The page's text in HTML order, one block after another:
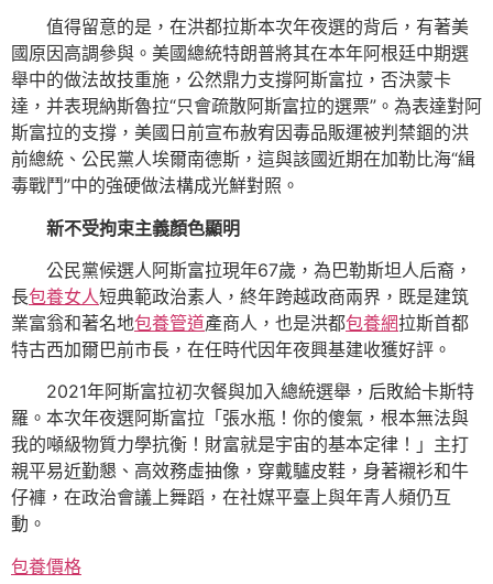
值得留意的是，在洪都拉斯本次年夜選的背后，有著美
國原因高調參與。美國總統特朗普將其在本年阿根廷中期選
舉中的做法故技重施，公然鼎力支撐阿斯富拉，否決蒙卡
達，并表現納斯魯拉“只會疏散阿斯富拉的選票”。為表達對阿
斯富拉的支撐，美國日前宣布赦宥因毒品販運被判禁錮的洪
前總統、公民黨人埃爾南德斯，這與該國近期在加勒比海“緝
毒戰鬥”中的強硬做法構成光鮮對照。
新不受拘束主義顏色顯明
公民黨候選人阿斯富拉現年67歲，為巴勒斯坦人后裔，
長包養女人短典範政治素人，終年跨越政商兩界，既是建筑
業富翁和著名地包養管道產商人，也是洪都包養網拉斯首都
特古西加爾巴前市長，在任時代因年夜興基建收獲好評。
2021年阿斯富拉初次餐與加入總統選舉，后敗給卡斯特
羅。本次年夜選阿斯富拉「張水瓶！你的傻氣，根本無法與
我的噸級物質力學抗衡！財富就是宇宙的基本定律！」主打
親平易近勤懇、高效務虛抽像，穿戴驢皮鞋，身著襯衫和牛
仔褲，在政治會議上舞蹈，在社媒平臺上與年青人頻仍互
動。
包養價格